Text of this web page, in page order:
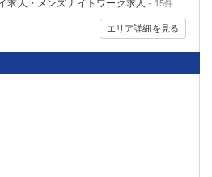
求人・メンズナイトワーク求人 - 15件
エリア詳細を見る